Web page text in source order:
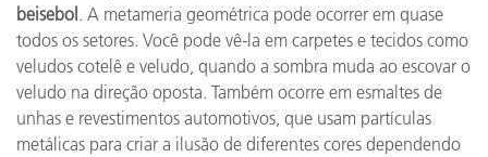
beisebol. A metameria geométrica pode ocorrer em quase
todos os setores. Você pode vê-la em carpetes e tecidos como
veludos cotelê e veludo, quando a sombra muda ao escovar o
veludo na direção oposta. Também ocorre em esmaltes de
unhas e revestimentos automotivos, que usam partículas
metálicas para criar a ilusão de diferentes cores dependendo